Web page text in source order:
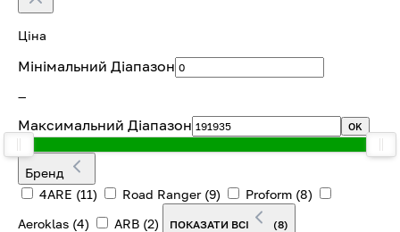
Ціна
Мінімальний Діапазон
—
Максимальний Діапазон OK
Бренд
4ARE (11) Road Ranger (9) Proform (8)
Aeroklas (4) ARB (2) ПОКАЗАТИ ВСІ (8)